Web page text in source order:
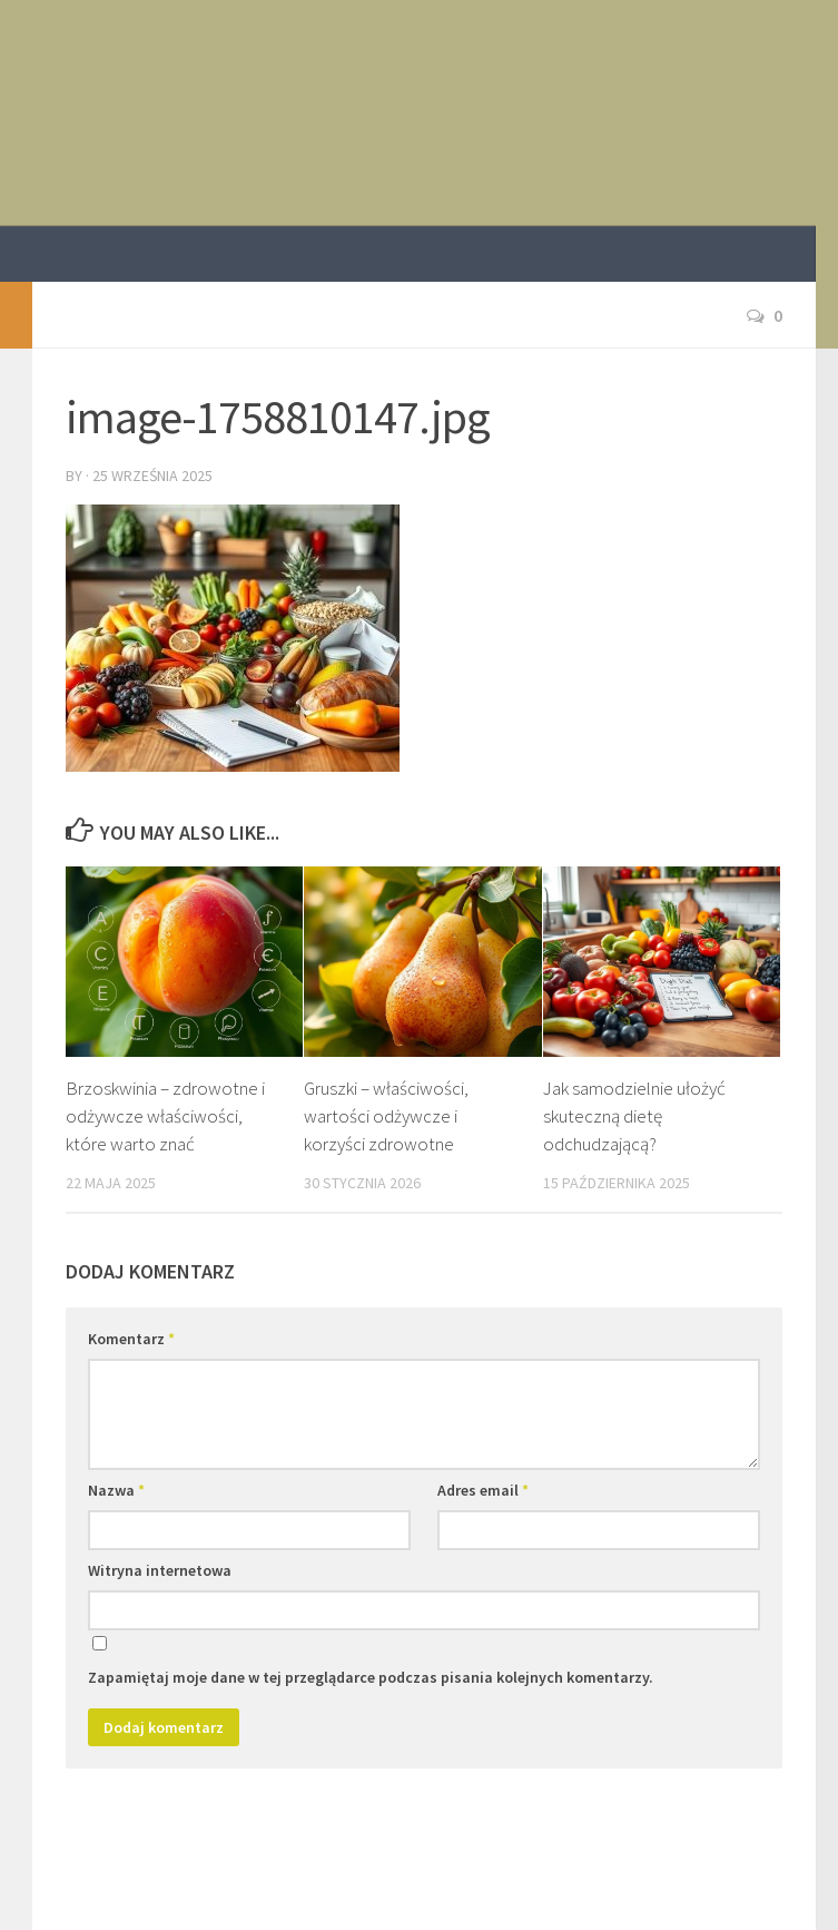
0
image-1758810147.jpg
BY · 25 WRZEŚNIA 2025
YOU MAY ALSO LIKE...
Brzoskwinia – zdrowotne i
odżywcze właściwości,
które warto znać
22 MAJA 2025
Gruszki – właściwości,
wartości odżywcze i
korzyści zdrowotne
30 STYCZNIA 2026
Jak samodzielnie ułożyć
skuteczną dietę
odchudzającą?
15 PAŹDZIERNIKA 2025
DODAJ KOMENTARZ
Komentarz *
Nazwa * Adres email*
Witryna internetowa
Zapamiętaj moje dane w tej przeglądarce podczas pisania kolejnych komentarzy.